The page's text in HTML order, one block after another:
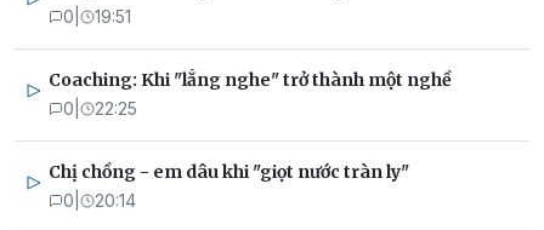
0 19:51
Coaching: Khi "lắng nghe" trở thành một nghề
0 22:25
Chị chồng - em dâu khi "giọt nước tràn ly"
0 20:14